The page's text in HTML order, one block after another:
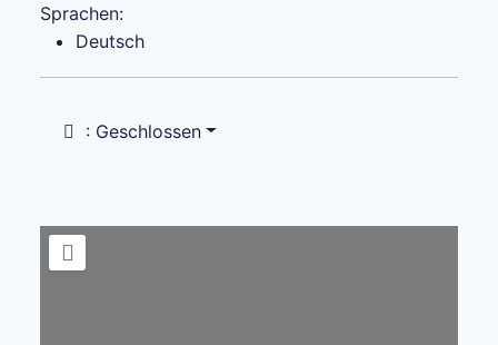
Sprachen:
Deutsch
: Geschlossen